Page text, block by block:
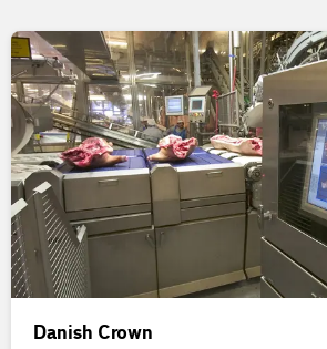
Danish Crown